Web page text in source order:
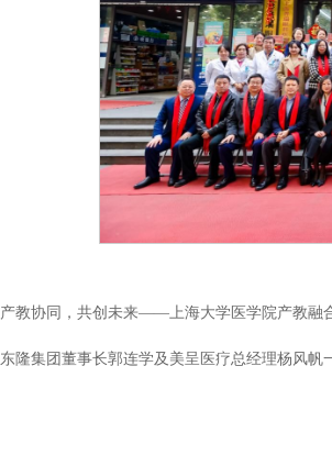
产教协同，共创未来——上海大学医学院产教融
东隆集团董事长郭连学及美呈医疗总经理杨风帆